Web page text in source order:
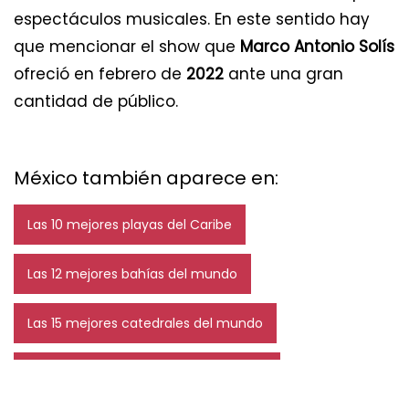
espectáculos musicales. En este sentido hay
que mencionar el show que Marco Antonio Solís
ofreció en febrero de 2022 ante una gran
cantidad de público.
México también aparece en:
Las 10 mejores playas del Caribe
Las 12 mejores bahías del mundo
Las 15 mejores catedrales del mundo